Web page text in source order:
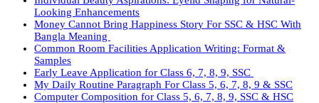
Looking Enhancements
Money Cannot Bring Happiness Story For SSC & HSC With
Bangla Meaning
Common Room Facilities Application Writing: Format &
Samples
Early Leave Application for Class 6, 7, 8, 9, SSC
My Daily Routine Paragraph For Class 5, 6, 7, 8, 9 & SSC
Computer Composition for Class 5, 6, 7, 8, 9, SSC & HSC